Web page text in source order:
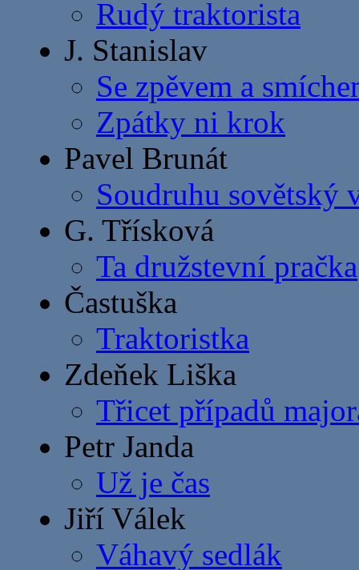
Rudý traktorista
J. Stanislav
Se zpěvem a
Zpátky ni krok
Pavel Brunát
Soudruhu sovětský
G. Třísková
Ta družstevní pračka
Častuška
Traktoristka
Zdeňek Liška
Třicet případů
Petr Janda
Už je čas
Jiří Válek
Váhavý sedlák